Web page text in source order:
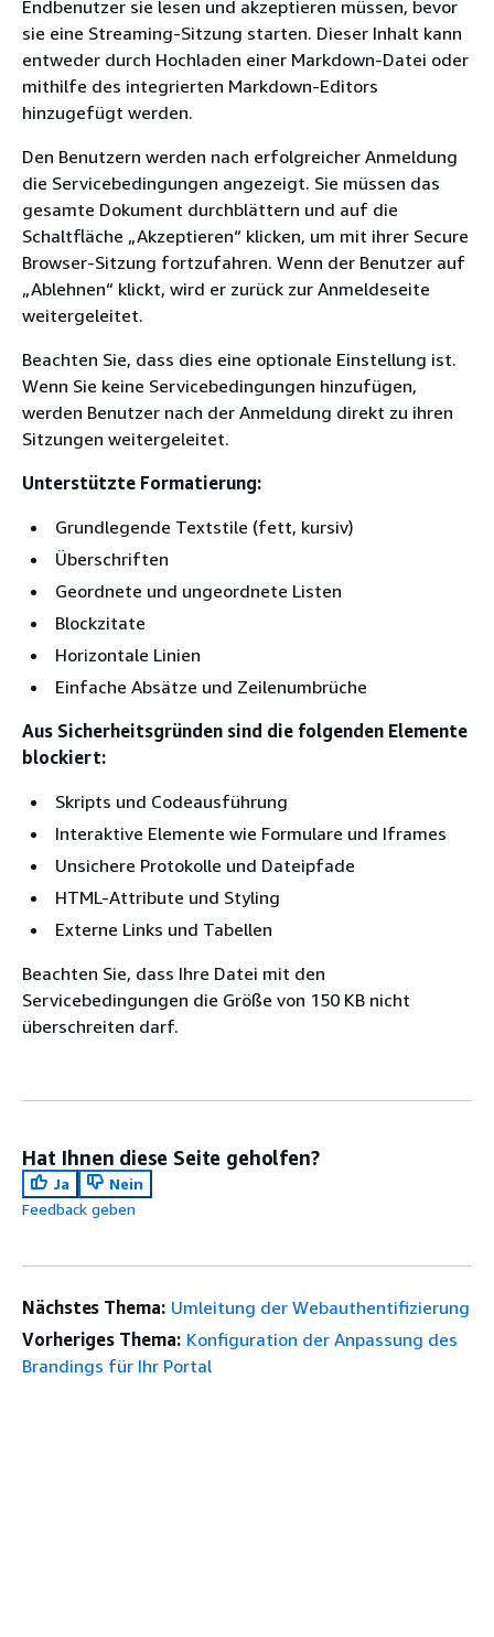
Endbenutzer sie lesen und akzeptieren müssen, bevor
sie eine Streaming-Sitzung starten. Dieser Inhalt kann
entweder durch Hochladen einer Markdown-Datei oder
mithilfe des integrierten Markdown-Editors
hinzugefügt werden.
Den Benutzern werden nach erfolgreicher Anmeldung
die Servicebedingungen angezeigt. Sie müssen das
gesamte Dokument durchblättern und auf die
Schaltfläche „Akzeptieren“ klicken, um mit ihrer Secure
Browser-Sitzung fortzufahren. Wenn der Benutzer auf
„Ablehnen“ klickt, wird er zurück zur Anmeldeseite
weitergeleitet.
Beachten Sie, dass dies eine optionale Einstellung ist.
Wenn Sie keine Servicebedingungen hinzufügen,
werden Benutzer nach der Anmeldung direkt zu ihren
Sitzungen weitergeleitet.
Unterstützte Formatierung:
Grundlegende Textstile (fett, kursiv)
Überschriften
Geordnete und ungeordnete Listen
Blockzitate
Horizontale Linien
Einfache Absätze und Zeilenumbrüche
Aus Sicherheitsgründen sind die folgenden Elemente
blockiert:
Skripts und Codeausführung
Interaktive Elemente wie Formulare und Iframes
Unsichere Protokolle und Dateipfade
HTML-Attribute und Styling
Externe Links und Tabellen
Beachten Sie, dass Ihre Datei mit den
Servicebedingungen die Größe von 150 KB nicht
überschreiten darf.
Hat Ihnen diese Seite geholfen?
Ja
Nein
Feedback geben
Nächstes Thema: Umleitung der Webauthentifizierung
Vorheriges Thema: Konfiguration der Anpassung des
Brandings für Ihr Portal